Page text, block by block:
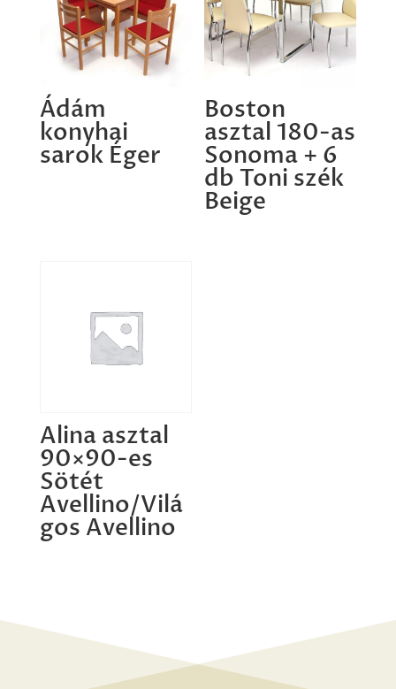
Ádám
konyhai
sarok Éger
Boston
asztal 180-as
Sonoma + 6
db Toni szék
Beige
Alina asztal
90×90-es
Sötét
Avellino/Vilá
gos Avellino